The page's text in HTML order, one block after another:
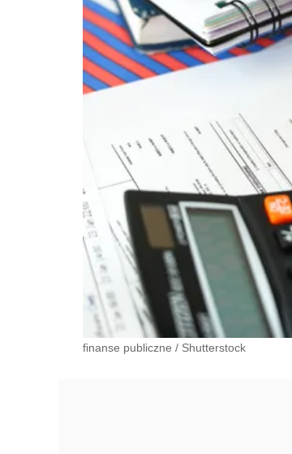
finanse publiczne / Shutterstock